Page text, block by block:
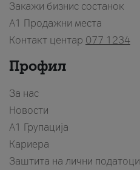
Закажи бизнис состанок
A1 Продажни места
Контакт центар 077 1234
Профил
За нас
Новости
А1 Групација
Кариера
Заштита на лични податоци